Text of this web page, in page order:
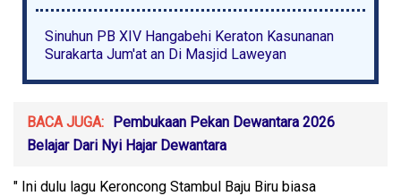
Sinuhun PB XIV Hangabehi Keraton Kasunanan
Surakarta Jum'at an Di Masjid Laweyan
BACA JUGA: Pembukaan Pekan Dewantara 2026
Belajar Dari Nyi Hajar Dewantara
" Ini dulu lagu Keroncong Stambul Baju Biru biasa